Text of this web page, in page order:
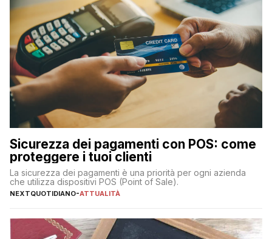
Sicurezza dei pagamenti con POS: come
proteggere i tuoi clienti
La sicurezza dei pagamenti è una priorità per ogni azienda
che utilizza dispositivi POS (Point of Sale).
NEXTQUOTIDIANO-ATTUALITÀ